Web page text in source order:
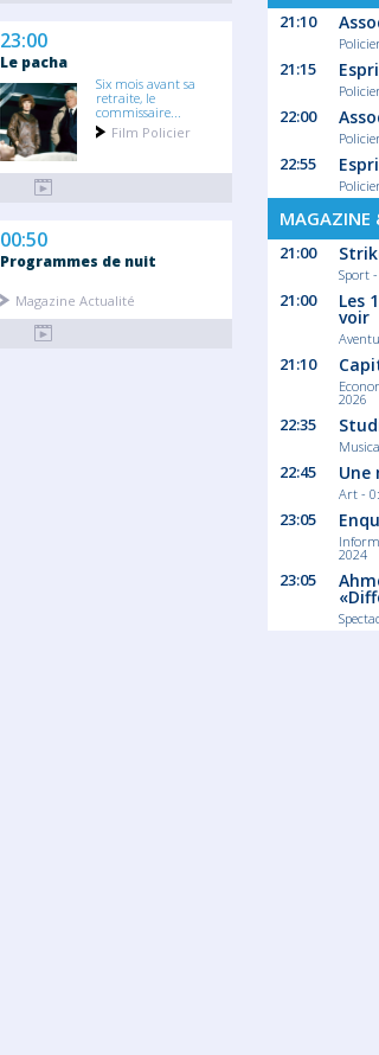
23:00
Le pacha
Six mois avant sa
retraite, le
commissaire...
Film Policier
00:50
Programmes de nuit
Magazine Actualité
21:10
21:15
22:00
22:55
MAGAZINE
21:00
Sport
21:00 Les
voir
21:10
2026
22:35
22:45 Une
Art -
23:05
2024
23:05